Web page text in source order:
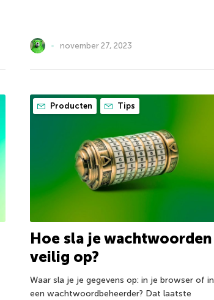
november 27, 2023
Producten Tips
Hoe sla je wachtwoorden
veilig op?
Waar sla je je gegevens op: in je browser of in
een wachtwoordbeheerder? Dat laatste